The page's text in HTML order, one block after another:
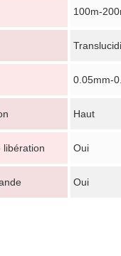
100m-
0.05mm-
Haut
libération Oui
Oui